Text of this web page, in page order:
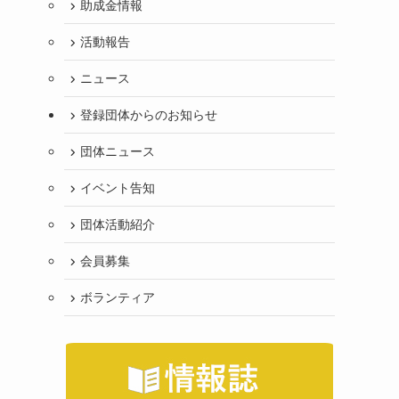
助成金情報
活動報告
ニュース
登録団体からのお知らせ
団体ニュース
イベント告知
団体活動紹介
会員募集
ボランティア